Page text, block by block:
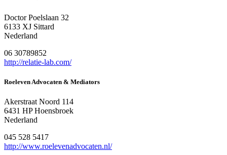
Doctor Poelslaan 32
6133 XJ Sittard
Nederland
06 30789852
http://relatie-lab.com/
Roeleven Advocaten & Mediators
Akerstraat Noord 114
6431 HP Hoensbroek
Nederland
045 528 5417
http://www.roelevenadvocaten.nl/